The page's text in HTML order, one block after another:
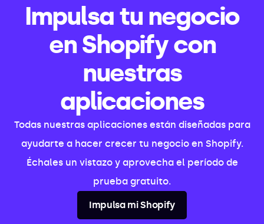
Impulsa tu negocio
en Shopify con
nuestras
aplicaciones
Todas nuestras aplicaciones están diseñadas para
ayudarte a hacer crecer tu negocio en Shopify.
Échales un vistazo y aprovecha el período de
prueba gratuito.
Impulsa mi Shopify